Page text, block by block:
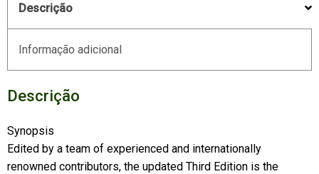
Descrição
Informação adicional
Descrição
Synopsis
Edited by a team of experienced and internationally
renowned contributors, the updated Third Edition is the